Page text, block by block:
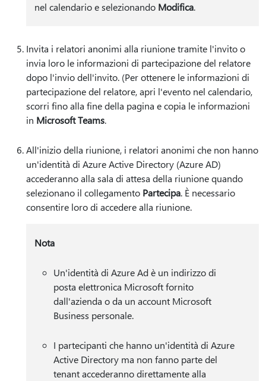
nel calendario e selezionando Modifica.
Invita i relatori anonimi alla riunione tramite l'invito o
invia loro le informazioni di partecipazione del relatore
dopo l'invio dell'invito. (Per ottenere le informazioni di
partecipazione del relatore, apri l'evento nel calendario,
scorri fino alla fine della pagina e copia le informazioni
in Microsoft Teams.
All'inizio della riunione, i relatori anonimi che non hanno
un'identità di Azure Active Directory (Azure AD)
accederanno alla sala di attesa della riunione quando
selezionano il collegamento Partecipa. È necessario
consentire loro di accedere alla riunione.
Nota
Un'identità di Azure Ad è un indirizzo di
posta elettronica Microsoft fornito
dall'azienda o da un account Microsoft
Business personale.
I partecipanti che hanno un'identità di Azure
Active Directory ma non fanno parte del
tenant accederanno direttamente alla